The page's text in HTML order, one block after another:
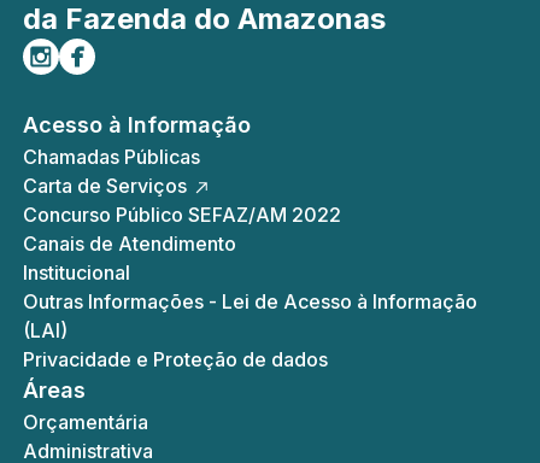
da Fazenda do Amazonas
Siga-nos no Instagram
Curta-nos no Facebook
Acesso à Informação
Chamadas Públicas
Carta de Serviços
Concurso Público SEFAZ/AM 2022
Canais de Atendimento
Institucional
Outras Informações - Lei de Acesso à Informação
(LAI)
Privacidade e Proteção de dados
Áreas
Orçamentária
Administrativa